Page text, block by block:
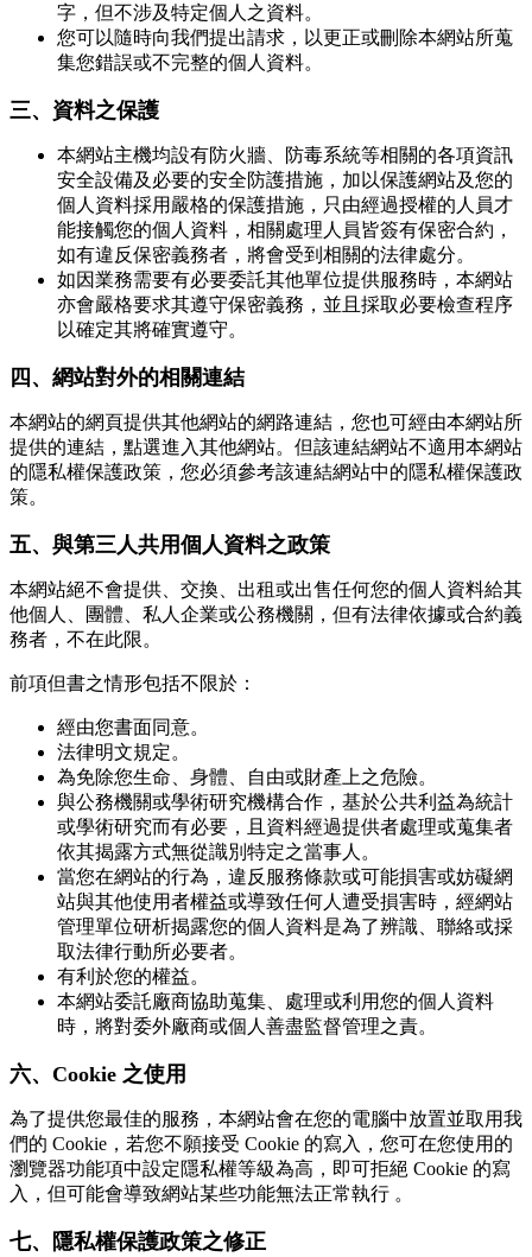
字，但不涉及特定個人之資料。
您可以隨時向我們提出請求，以更正或刪除本網站所蒐
集您錯誤或不完整的個人資料。
三、資料之保護
本網站主機均設有防火牆、防毒系統等相關的各項資訊
安全設備及必要的安全防護措施，加以保護網站及您的
個人資料採用嚴格的保護措施，只由經過授權的人員才
能接觸您的個人資料，相關處理人員皆簽有保密合約，
如有違反保密義務者，將會受到相關的法律處分。
如因業務需要有必要委託其他單位提供服務時，本網站
亦會嚴格要求其遵守保密義務，並且採取必要檢查程序
以確定其將確實遵守。
四、網站對外的相關連結
本網站的網頁提供其他網站的網路連結，您也可經由本網站所
提供的連結，點選進入其他網站。但該連結網站不適用本網站
的隱私權保護政策，您必須參考該連結網站中的隱私權保護政
策。
五、與第三人共用個人資料之政策
本網站絕不會提供、交換、出租或出售任何您的個人資料給其
他個人、團體、私人企業或公務機關，但有法律依據或合約義
務者，不在此限。
前項但書之情形包括不限於：
經由您書面同意。
法律明文規定。
為免除您生命、身體、自由或財產上之危險。
與公務機關或學術研究機構合作，基於公共利益為統計
或學術研究而有必要，且資料經過提供者處理或蒐集者
依其揭露方式無從識別特定之當事人。
當您在網站的行為，違反服務條款或可能損害或妨礙網
站與其他使用者權益或導致任何人遭受損害時，經網站
管理單位研析揭露您的個人資料是為了辨識、聯絡或採
取法律行動所必要者。
有利於您的權益。
本網站委託廠商協助蒐集、處理或利用您的個人資料
時，將對委外廠商或個人善盡監督管理之責。
六、Cookie 之使用
為了提供您最佳的服務，本網站會在您的電腦中放置並取用我
們的 Cookie，若您不願接受 Cookie 的寫入，您可在您使用的
瀏覽器功能項中設定隱私權等級為高，即可拒絕 Cookie 的寫
入，但可能會導致網站某些功能無法正常執行 。
七、隱私權保護政策之修正